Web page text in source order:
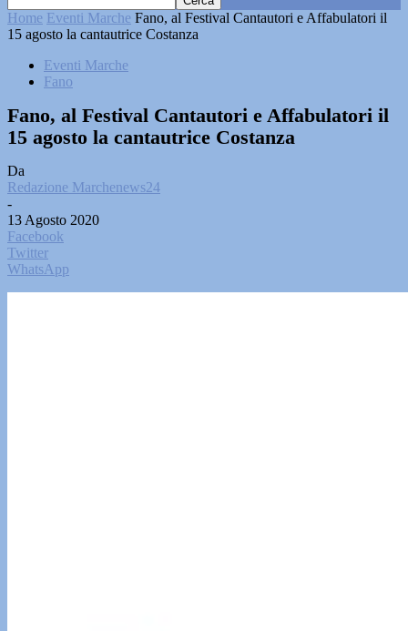
Home Eventi Marche Fano, al Festival Cantautori e Affabulatori il
15 agosto la cantautrice Costanza
Eventi Marche
Fano
Fano, al Festival Cantautori e Affabulatori il
15 agosto la cantautrice Costanza
Da
Redazione Marchenews24
-
13 Agosto 2020
Facebook
Twitter
WhatsApp